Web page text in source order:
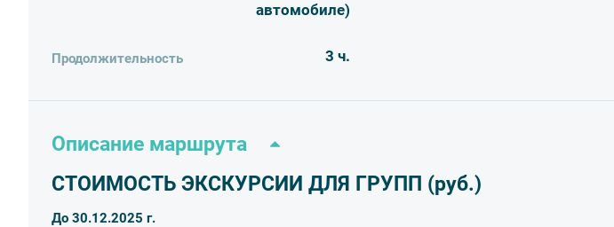
автомобиле)
Продолжительность 3 ч.
Описание маршрута
СТОИМОСТЬ ЭКСКУРСИИ ДЛЯ ГРУПП (руб.)
До 30.12.2025 г.